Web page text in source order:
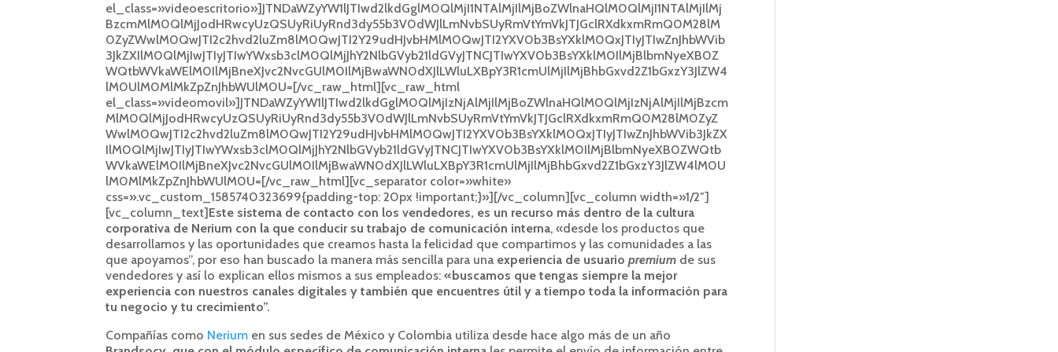
el_class=»videoescritorio»]JTNDaWZyYW1lJTIwd2lkdGglM0QlMjI1NTAlMjIlMjBoZWlnaHQlM0QlMjI1NTAlMjIlMj
BzcmMlM0QlMjJodHRwcyUzQSUyRiUyRnd3dy55b3V0dWJlLmNvbSUyRmVtYmVkJTJGclRXdkxmRmQ0M28lM
0ZyZWwlM0QwJTI2c2hvd2luZm8lM0QwJTI2Y29udHJvbHMlM0QwJTI2YXV0b3BsYXklM0QxJTIyJTIwZnJhbWVib
3JkZXIlM0QlMjIwJTIyJTIwYWxsb3clM0QlMjJhY2NlbGVyb21ldGVyJTNCJTIwYXV0b3BsYXklM0IlMjBlbmNyeXB0Z
WQtbWVkaWElM0IlMjBneXJvc2NvcGUlM0IlMjBwaWN0dXJlLWluLXBpY3R1cmUlMjIlMjBhbGxvd2Z1bGxzY3JlZW4
lM0UlM0MlMkZpZnJhbWUlM0U=[/vc_raw_html][vc_raw_html
el_class=»videomovil»]JTNDaWZyYW1lJTIwd2lkdGglM0QlMjIzNjAlMjIlMjBoZWlnaHQlM0QlMjIzNjAlMjIlMjBzcm
MlM0QlMjJodHRwcyUzQSUyRiUyRnd3dy55b3V0dWJlLmNvbSUyRmVtYmVkJTJGclRXdkxmRmQ0M28lM0ZyZ
WwlM0QwJTI2c2hvd2luZm8lM0QwJTI2Y29udHJvbHMlM0QwJTI2YXV0b3BsYXklM0QxJTIyJTIwZnJhbWVib3JkZX
IlM0QlMjIwJTIyJTIwYWxsb3clM0QlMjJhY2NlbGVyb21ldGVyJTNCJTIwYXV0b3BsYXklM0IlMjBlbmNyeXB0ZWQtb
WVkaWElM0IlMjBneXJvc2NvcGUlM0IlMjBwaWN0dXJlLWluLXBpY3R1cmUlMjIlMjBhbGxvd2Z1bGxzY3JlZW4lM0U
lM0MlMkZpZnJhbWUlM0U=[/vc_raw_html][vc_separator color=»white»
css=».vc_custom_1585740323699{padding-top: 20px !important;}»][/vc_column][vc_column width=»1/2″]
[vc_column_text]Este sistema de contacto con los vendedores, es un recurso más dentro de la cultura
corporativa de Nerium con la que conducir su trabajo de comunicación interna, «desde los productos que
desarrollamos y las oportunidades que creamos hasta la felicidad que compartimos y las comunidades a las
que apoyamos”, por eso han buscado la manera más sencilla para una experiencia de usuariopremium de sus
vendedores y así lo explican ellos mismos a sus empleados:«buscamos que tengas siempre la mejor
experiencia con nuestros canales digitales y también que encuentres útil y a tiempo toda la información para
tu negocio y tu crecimiento”.
Compañías como Nerium en sus sedes de México y Colombia utiliza desde hace algo más de un año